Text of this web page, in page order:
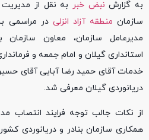
به گزارش نبض خبر به نقل از
سازمانمنطقه آزاد انزلی در مراسمی
مدیرعامل سازمان، معاون سازمان
استانداری گیلان و امام جمعه و
خدمات آقای حمید رضا آبایی آقای
دریانوردی گیلان معرفی شد.
از نکات جالب توجه فرایند انتصاب
همکاری سازمان بنادر و دریانوردی